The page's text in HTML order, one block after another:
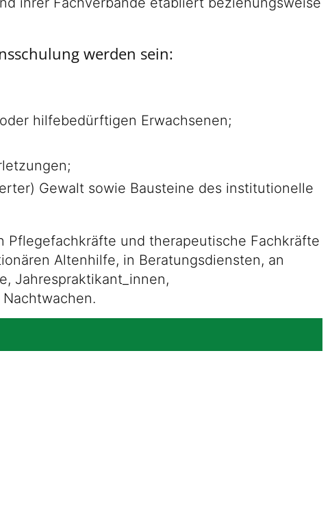
werden sein:
hilfebedürftigen Erwachsenen;
Gewalt sowie Bausteine des institutionelle
Pflegefachkräfte und therapeutische Fachkräfte
Altenhilfe, in Beratungsdiensten, an
Jahrespraktikant_innen,